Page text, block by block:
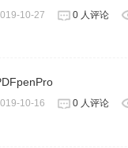
10-27 0 人评论
10-16 0 人评论